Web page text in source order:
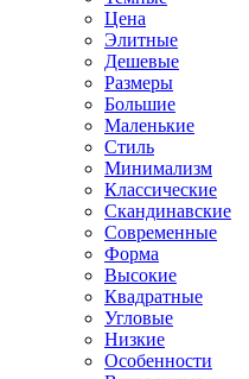
Цена
Элитные
Дешевые
Размеры
Большие
Маленькие
Стиль
Минимализм
Классические
Скандинавские
Современные
Форма
Высокие
Квадратные
Угловые
Низкие
Особенности